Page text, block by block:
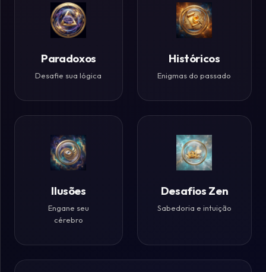
Paradoxos
Desafie sua lógica
Históricos
Enigmas do passado
Ilusões
Engane seu
cérebro
Desafios Zen
Sabedoria e intuição